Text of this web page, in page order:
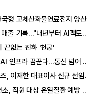
고체산화물연료전지 양산체계 구축
록..."내년부터 AI팩토리 수익 날 것"
끝없는 진화 '천궁'
꿈꾼다…통신 넘어 AI DC 패권 도전
한 대표이사 신규 선임..."AI 전환 선도"
상 온열질환 예방 안전 실천 캠페인 실시